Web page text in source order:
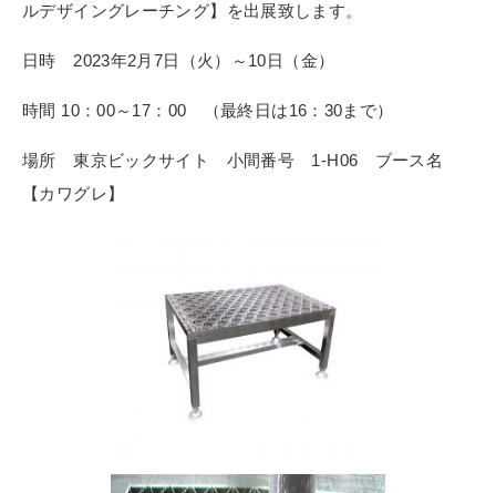
ルデザイングレーチング】を出展致します。
日時 2023年2月7日（火）～10日（金）
時間 10：00～17：00 （最終日は16：30まで）
場所 東京ビックサイト 小間番号 1-H06 ブース名
【カワグレ】